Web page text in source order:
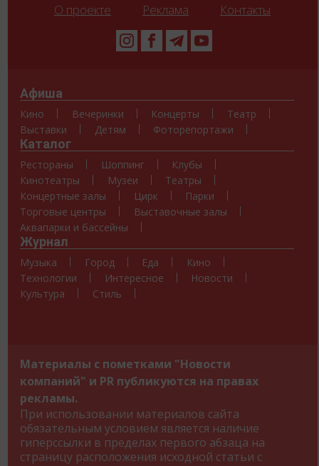
О проекте Реклама Контакты
Афиша
Кино Вечеринки Концерты
Театр
Выставки
Детям Фоторепортажи
Каталог
Рестораны Шоппинг
Клубы
Кинотеатры
Музеи
Театры
Концертные залы
Цирк
Парки
Торговые центры
Выставочные залы
Аквапарки и бассейны
Журнал
Музыка Город Еда
Кино
Технологии
Интересное
Новости
Культура
Стиль
Материалы с пометками "Новости
компаний" и PR публикуются на правах
рекламы.
При использовании материалов сайта
обязательным условием является наличие
гиперссылки в пределах первого абзаца на
страницу расположения исходной статьи с